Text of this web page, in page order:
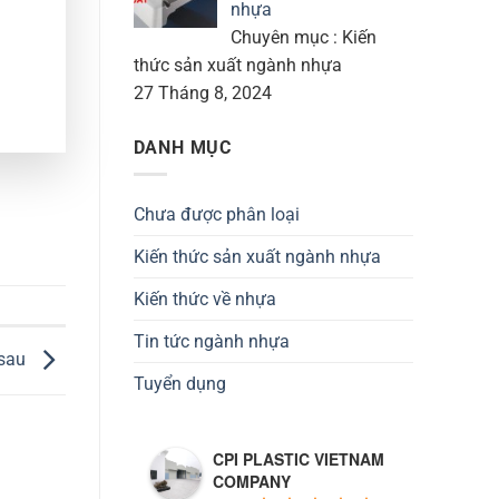
nhựa
Chuyên mục : Kiến
thức sản xuất ngành nhựa
27 Tháng 8, 2024
DANH MỤC
Chưa được phân loại
Kiến thức sản xuất ngành nhựa
Kiến thức về nhựa
Tin tức ngành nhựa
Tuyển dụng
CPI PLASTIC VIETNAM
COMPANY